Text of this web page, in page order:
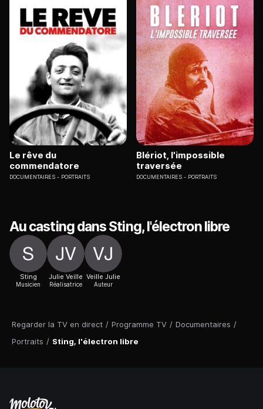
Regarder la TV en direct / Programme TV / Documentaires /
Portraits / Sting, l'électron libre
Le rêve du
commendatore
DOCUMENTAIRES PORTRAITS
Blériot, l'impossible
traversée
DOCUMENTAIRES PORTRAITS
Au casting dans Sting, l'électron libre
Sting
Musicien
Julie Veille
Réalisatrice
Veille Julie
Auteur